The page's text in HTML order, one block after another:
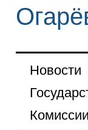
Новости